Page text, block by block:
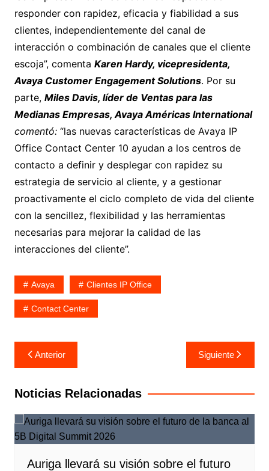
responder con rapidez, eficacia y fiabilidad a sus
clientes, independientemente del canal de
interacción o combinación de canales que el cliente
escoja”, comenta Karen Hardy, vicepresidenta,
Avaya Customer Engagement Solutions. Por su
parte, Miles Davis, líder de Ventas para las
Medianas Empresas, Avaya Américas International
comentó:“las nuevas características de Avaya IP
Office Contact Center 10 ayudan a los centros de
contacto a definir y desplegar con rapidez su
estrategia de servicio al cliente, y a gestionar
proactivamente el ciclo completo de vida del cliente
con la sencillez, flexibilidad y las herramientas
necesarias para mejorar la calidad de las
interacciones del cliente”.
Avaya Clientes IP Office
Contact Center
Navegación
de
entradas
Anterior Siguiente
Noticias Relacionadas
Auriga llevará su visión sobre el futuro